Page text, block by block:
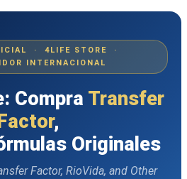
· 4LIFE STORE ·
INTERNACIONAL
Compra Transfer
,
Originales
Factor, RioVida, and Other